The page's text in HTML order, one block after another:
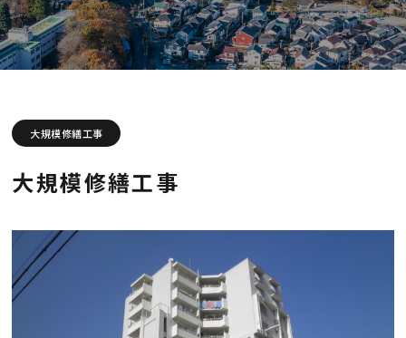
中原工業の取り組み
安全への取り組み
協力業者の皆様へ
採用情報
大規模修繕工事
大規模修繕工事